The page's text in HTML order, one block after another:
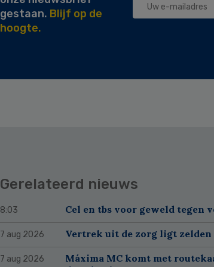
gestaan. Blijf op de
hoogte.
Gerelateerd nieuws
8:03 Cel en tbs voor geweld tegen
7 aug 2026 Vertrek uit de zorg ligt zelden
7 aug 2026
Máxima MC komt met